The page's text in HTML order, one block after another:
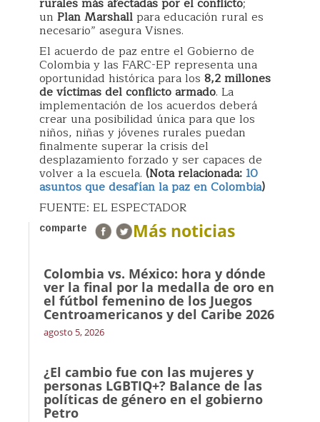
un Plan Marshallpara educación rural es
necesario” asegura Visnes.
El acuerdo de paz entre el Gobierno de
Colombia y las FARC-EP representa una
oportunidad histórica para los 8,2 millones
de víctimas del conflicto armado. La
implementación de los acuerdos deberá
crear una posibilidad única para que los
niños, niñas y jóvenes rurales puedan
finalmente superar la crisis del
desplazamiento forzado y ser capaces de
volver a la escuela. (Nota relacionada: 10
asuntos que desafían la paz en Colombia)
FUENTE: EL ESPECTADOR
comparte Más noticias
Colombia vs. México: hora y dónde
ver la final por la medalla de oro en
el fútbol femenino de los Juegos
Centroamericanos y del Caribe 2026
agosto 5, 2026
¿El cambio fue con las mujeres y
personas LGBTIQ+? Balance de las
políticas de género en el gobierno
Petro